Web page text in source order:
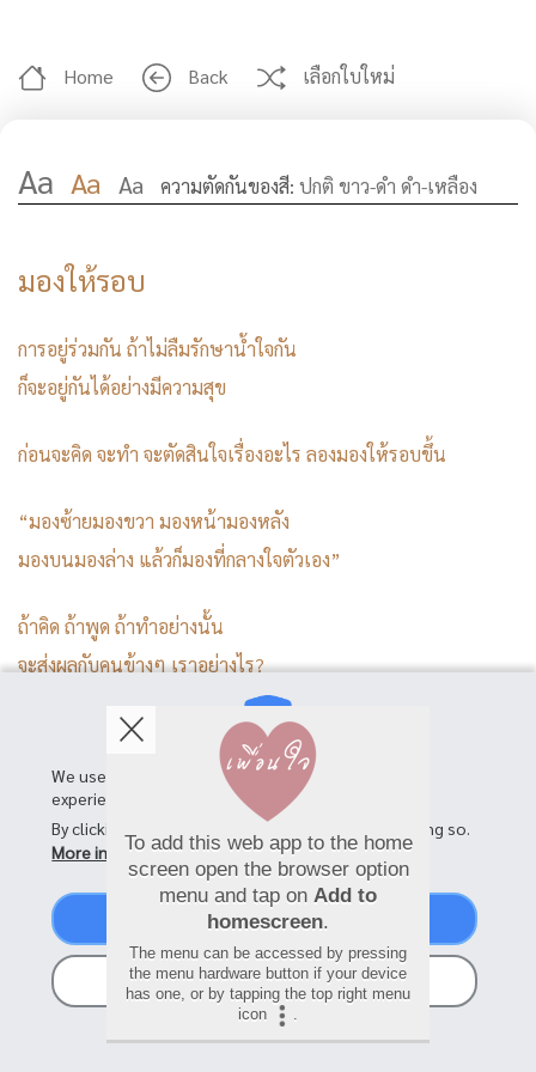
Home Back เลือกใบใหม่
Aa Aa Aa ความตัดกันของสี: ปกติ ขาว-ดำ ดำ-เหลือง
มองให้รอบ
การอยู่ร่วมกัน ถ้าไม่ลืมรักษาน้ำใจกัน
ก็จะอยู่กันได้อย่างมีความสุข
ก่อนจะคิด จะทำ จะตัดสินใจเรื่องอะไร ลองมองให้รอบขึ้น
“มองซ้ายมองขวา มองหน้ามองหลัง
มองบนมองล่าง แล้วก็มองที่กลางใจตัวเอง”
ถ้าคิด ถ้าพูด ถ้าทำอย่างนั้น
จะส่งผลกับคนข้างๆ เราอย่างไร?
จะส่งผลต่อคนข้างหน้า และคนข้างหลังเราอย่างไร?
จะส่งผลต่อคนที่อยู่เหนือ และใต้เราอย่างไร?
และที่สำคัญ ถ้าคิด ถ้าพูด ถ้าทำอย่างนั้น
จะส่งผลต่อนิสัยใจคอของเราอย่างไร?
SHARE
We use cookies on this site to enhance your user
experience
By clicking the Accept button, you agree to us doing so.
More info
Accept
No, thanks
To add this web app to the home
screen open the browser option
menu and tap on Add to
homescreen.
The menu can be accessed by pressing
the menu hardware button if your device
has one, or by tapping the top right menu
icon
.